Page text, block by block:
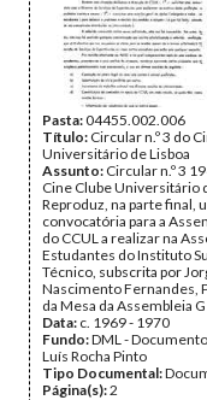
Pasta:04455.002.006
Título: Circular n.º 3 do
Universitário de Lisboa
Assunto: Circular n.º 3
Cine Clube Universitário
Reproduz, na parte final,
convocatória para a
do CCUL a realizar na
Estudantes do Instituto
Técnico, subscrita por
Nascimento Fernandes,
da Mesa da Assembleia
Data: c. 1969 - 1970
Fundo:DML -
Luís Rocha Pinto
Tipo Documental:
Página(s):2